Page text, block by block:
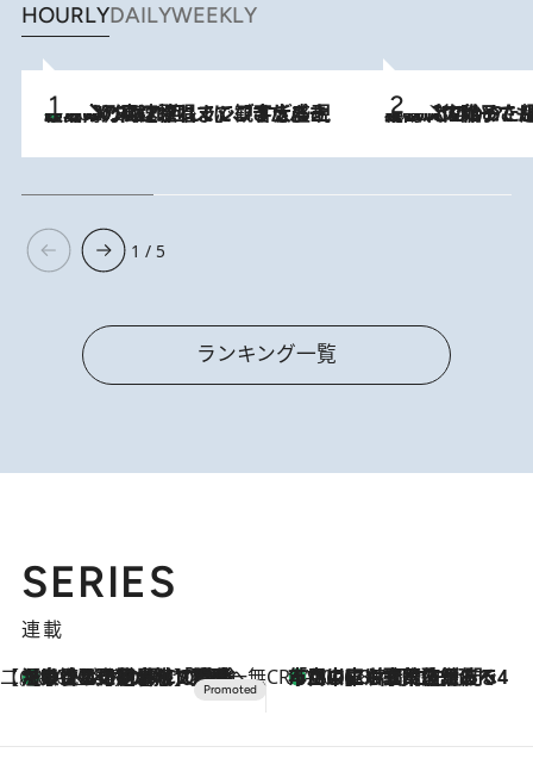
HOURLYDAILYWEEKLY
2026.8.7
「湘南乃風に憧れて」観客大盛上がりの“タオル回し”に、ラッパー顔負けの高速歌唱まで…さだまさし（74）のアグレッシブすぎる現在地 2026.8.5
【阿川佐和子さんの年とる力】なぜ70代で始めた趣味は“こんなに楽しい”のか？ ピアノ、俳句…スランプに陥っても続けられる“ある秘訣”とは
1 / 5
ランキング一覧
SERIES
連載
【CREA×星野リゾート】唯一無二。癒しと発見が待つ場所へ
2026.8.7
【トンボの足水浴】ヒノキの香りに包まれて涼感マックス！約13℃の湧水かけ流しを避暑地「星野温泉 トンボの湯」で体験 CREA'S CHOICE
2026.8.7
「立川にも歌舞伎があるんだよ」 片岡仁左衛門・市川中車ら豪華座組みで4年目の立川立飛歌舞伎へ